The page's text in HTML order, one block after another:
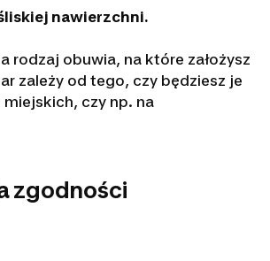
nawierzchni.
rodzaj obuwia, na które założysz
zależy od tego, czy będziesz je
miejskich, czy np. na
zgodności